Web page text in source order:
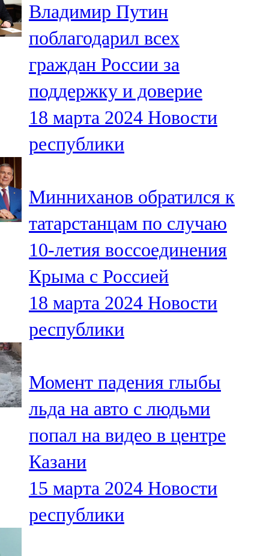
106,1 FM
Кама тамагы
71,51 FM
Кукмара
107,9 FM
Лениногорский
Мамадыш
106,2 FM
Минзәлә
107,3 FM
Мөслим
100,0 FM
104,7 FM
Олы Әтнә
71,42 FM
Сарман
107,8 FM
Теләче
Владимир Путин
поблагодарил всех
граждан России за
поддержку и доверие
18 марта 2024 Новости
республики
Минниханов обратился к
татарстанцам по случаю
10-летия воссоединения
Крыма с Россией
18 марта 2024 Новости
республики
Момент падения глыбы
льда на авто с людьми
попал на видео в центре
Казани
15 марта 2024 Новости
республики